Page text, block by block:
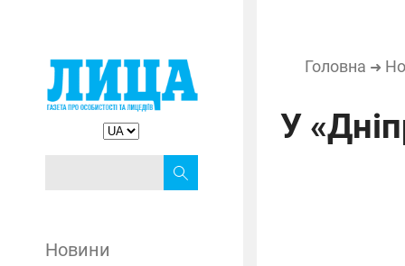
Новини
Головна ➜
У